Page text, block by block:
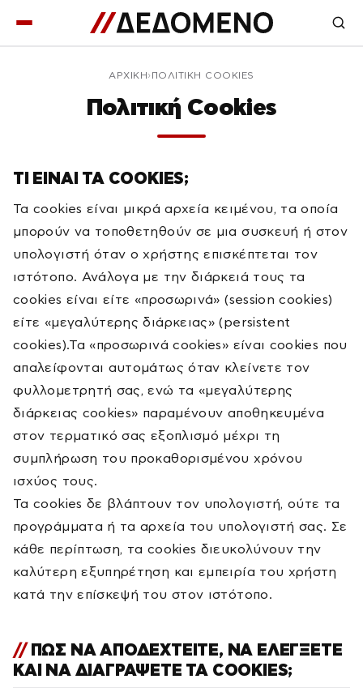
ΑΡΧΙΚΉ ΠΟΛΙΤΙΚΉ COOKIES
Πολιτική Cookies
ΤΙ ΕΙΝΑΙ ΤΑ COOKIES;
Τα cookies είναι μικρά αρχεία κειμένου, τα οποία
μπορούν να τοποθετηθούν σε μια συσκευή ή στον
υπολογιστή όταν ο χρήστης επισκέπτεται τον
ιστότοπο. Ανάλογα με την διάρκειά τους τα
cookies είναι είτε «προσωρινά» (session cookies)
είτε «μεγαλύτερης διάρκειας» (persistent
cookies).Τα «προσωρινά cookies» είναι cookies που
απαλείφονται αυτομάτως όταν κλείνετε τον
φυλλομετρητή σας, ενώ τα «μεγαλύτερης
διάρκειας cookies» παραμένουν αποθηκευμένα
στον τερματικό σας εξοπλισμό μέχρι τη
συμπλήρωση του προκαθορισμένου χρόνου
ισχύος τους.
Τα cookies δε βλάπτουν τον υπολογιστή, ούτε τα
προγράμματα ή τα αρχεία του υπολογιστή σας. Σε
κάθε περίπτωση, τα cookies διευκολύνουν την
καλύτερη εξυπηρέτηση και εμπειρία του χρήστη
κατά την επίσκεψή του στον ιστότοπο.
ΠΩΣ ΝΑ ΑΠΟΔΕΧΤΕΙΤΕ, ΝΑ ΕΛΕΓΞΕΤΕ
ΚΑΙ ΝΑ ΔΙΑΓΡΑΨΕΤΕ ΤΑ COOKIES;